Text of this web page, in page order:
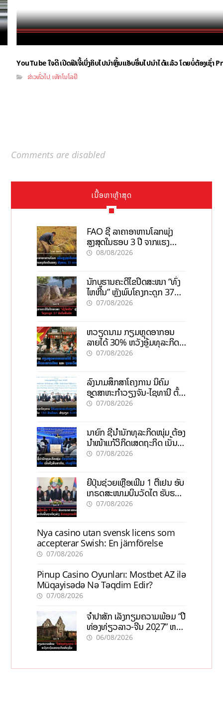
YouTube ໃຈດີ ເປີດຟີເຈີ້ເບິ່ງຄິບໄປນຳຫຼິ້ນແອັບອື່ນໄປນຳໄດ້ແລ້ວ ໂດຍບໍ່ຕ້ອງເຊົ່າ
ຂ່າວທົ່ວໄປ ,ເທັກໂນໂລຢີ
Comments are disabled
ເນື້ອຫາຫຼ້າສຸດ
FAO ຊີ້ ລາຄາອາຫານໂລກພຸ່ງ
ສູງສຸດໃນຮອບ 3 ປີ ຈາກແຮງ
ກົດດັນຂອງສົງຄາມ, El nino
08/08/2026
ນັກບູຮານຄະດີໄຂປິດສະໜາ “ທົ່ງ
ໄຫຫີນ” ຫຼັງພົບໂຄງກະດູກ 37
ຄົນໃນຫີນຍັກ
07/08/2026
ຫວຽດນາມ ກຽມຫຼຸດອາກອນ
ລາຍໄດ້ 30% ຫວັງອູ້ມທຸລະກິດ
ຂະໜາດນ້ອຍ ແລະ ຈຸນລະ
07/08/2026
ລົງນາມສຶກສາໂຄງການ ນິຄົມ
ອຸດສາຫະກຳວຽງຈັນ-ໄຊທານີ ຕັ້ງ
ເປົ້າດຶງທຶນ 150 ລ້ານໂດລາ, ສ້າງ
07/08/2026
ນາຍົກ ຊີ້ນຳນັກທຸລະກິດໜຸ່ມ ຕ້ອງ
ນຳໜ້າແກ້ວິກິດເສດຖະກິດ ເນັ້ນດຶງ
ທຶນສາກົນ, ຫັນສູ່ດິຈິຕອນ
07/08/2026
ຍີ່ປຸ່ນຊ່ວຍເຫຼືອເພີ່ມ 1 ຕື້ເຢນ ອັບ
ເກຣດສະໜາມບິນວັດໄຕ ຮັບຮອງ
ການເຕີບໂຕ
07/08/2026
Nya casino utan svensk licens som
accepterar Swish: En jämförelse
07/08/2026
Pinup Casino Oyunları: Mostbet AZ ilə
Müqayisədə Nə Təqdim Edir?
07/08/2026
ຈຳປາສັກ ເລັ່ງກຽມຄວາມພ້ອມ “ປີ
ທ່ອງທ່ຽວລາວ-ຈີນ 2027” ຫວັງ
ກະຕຸ້ນເສດຖະກິດທ້ອງຖິ່ນ
06/08/2026